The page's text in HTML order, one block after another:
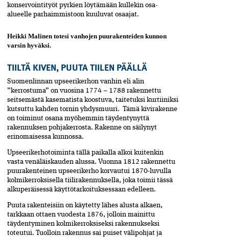
konservointityöt pyrkien löytämään kullekin osa-
alueelle parhaimmistoon kuuluvat osaajat.
Heikki Malinen totesi vanhojen puurakenteiden kunnon
varsin hyväksi.
TIILTÄ KIVEN, PUUTA TIILEN PÄÄLLÄ
Suomenlinnan upseerikerhon vanhin eli alin
”kerrostuma” on vuosina 1774 – 1788 rakennettu
seitsemästä kasematista koostuva, taitetuksi kurtiiniksi
kutsuttu kahden tornin yhdysmuuri. Tämä kivirakenne
on toiminut osana myöhemmin täydentynyttä
rakennuksen pohjakerrosta. Rakenne on säilynyt
erinomaisessa kunnossa.
Upseerikerhotoiminta tällä paikalla alkoi kuitenkin
vasta venäläiskauden alussa. Vuonna 1812 rakennettu
puurakenteinen upseerikerho korvautui 1870-luvulla
kolmikerroksisella tiilirakennuksella, joka toimii tässä
alkuperäisessä käyttötarkoituksessaan edelleen.
Puuta rakenteisiin on käytetty lähes alusta alkaen,
tarkkaan ottaen vuodesta 1876, jolloin mainittu
täydentyminen kolmikerroksiseksi rakennukseksi
toteutui. Tuolloin rakennus sai puiset välipohjat ja